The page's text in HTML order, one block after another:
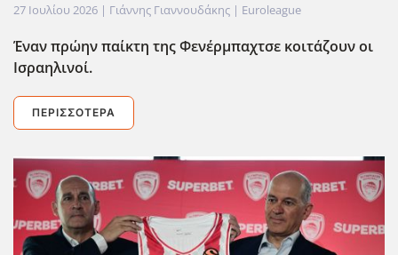
27 Ιουλίου 2026 | Γιάννης Γιαννουδάκης | Euroleague
Έναν πρώην παίκτη της Φενέρμπαχτσε κοιτάζουν οι
Ισραηλινοί.
ΠΕΡΙΣΣΌΤΕΡΑ